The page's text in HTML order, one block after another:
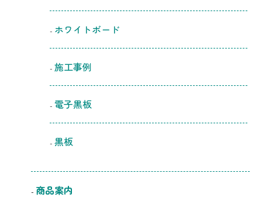
ホワイトボード
施工事例
電子黒板
黒板
商品案内